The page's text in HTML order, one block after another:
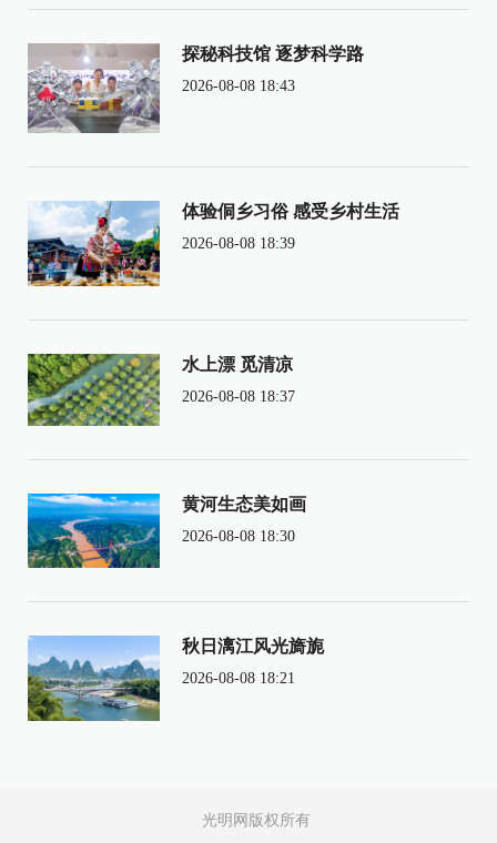
探秘科技馆 逐梦科学路
2026-08-08 18:43
体验侗乡习俗 感受乡村生活
2026-08-08 18:39
水上漂 觅清凉
2026-08-08 18:37
黄河生态美如画
2026-08-08 18:30
秋日漓江风光旖旎
2026-08-08 18:21
光明网版权所有